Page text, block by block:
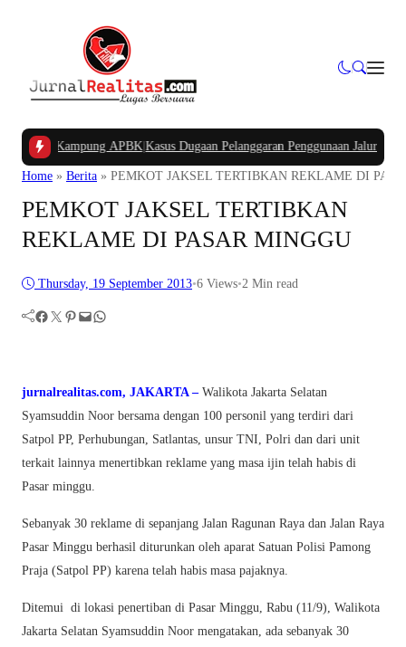
Kampung APBK|Kasus Dugaan Pelanggaran Penggunaan Jalur Utilitas
Home » Berita » PEMKOT JAKSEL TERTIBKAN REKLAME DI
PEMKOT JAKSEL TERTIBKAN
REKLAME DI PASAR MINGGU
Thursday, 19 September 2013•6 Views•2 Min read
Facebook Twitter Pinterest Mail WhatsApp
jurnalrealitas.com, JAKARTA – Walikota Jakarta Selatan
Syamsuddin Noor bersama dengan 100 personil yang terdiri dari
Satpol PP, Perhubungan, Satlantas, unsur TNI, Polri dan dari unit
terkait lainnya menertibkan reklame yang masa ijin telah habis di
Pasar minggu.
Sebanyak 30 reklame di sepanjang Jalan Ragunan Raya dan Jalan Raya
Pasar Minggu berhasil diturunkan oleh aparat Satuan Polisi Pamong
Praja (Satpol PP) karena telah habis masa pajaknya.
Ditemui di lokasi penertiban di Pasar Minggu, Rabu (11/9), Walikota
Jakarta Selatan Syamsuddin Noor mengatakan, ada sebanyak 30